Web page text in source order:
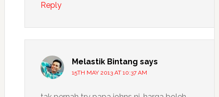
Reply
Melastik Bintang says
15TH MAY 2013 AT 10:37 AM